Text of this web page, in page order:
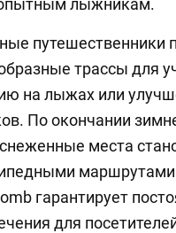
лыжникам.
путешественники
трассы для
на лыжах или
По окончании
места
маршрутами
гарантирует
для